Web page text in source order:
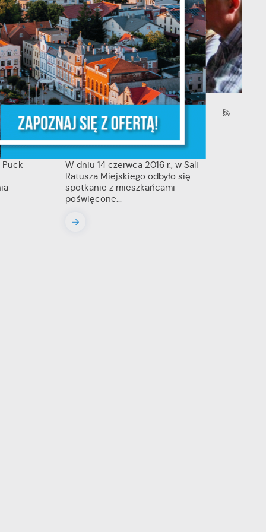
Puck
15 - 06 - 2016
Rewitalizacja ważna sprawa -
konsultacje z mieszkańcami
W dniu 14 czerwca 2016 r., w Sali
Ratusza Miejskiego odbyło się
spotkanie z mieszkańcami
poświęcone...